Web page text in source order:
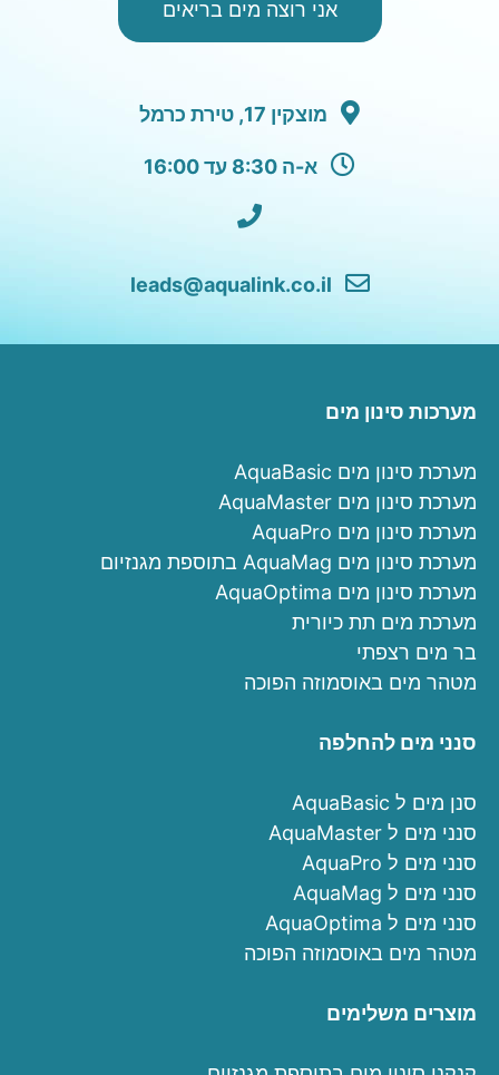
אני רוצה מים בריאים
מוצקין 17, טירת כרמל
א-ה 8:30 עד 16:00
מערכות סינון מים
מערכת סינון מים AquaBasic
מערכת סינון מים AquaMaster
מערכת סינון מים AquaPro
מערכת סינון מים AquaMag בתוספת מגנזיום
מערכת סינון מים AquaOptima
מערכת מים תת כיורית
בר מים רצפתי
מטהר מים באוסמוזה הפוכה
סנני מים להחלפה
סנן מים ל AquaBasic
סנני מים ל AquaMaster
סנני מים ל AquaPro
סנני מים ל AquaMag
סנני מים ל AquaOptima
מטהר מים באוסמוזה הפוכה
מוצרים משלימים